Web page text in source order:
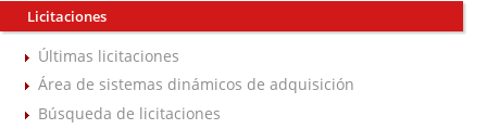
Licitaciones
Últimas licitaciones
Área de sistemas dinámicos de adquisición
Búsqueda de licitaciones